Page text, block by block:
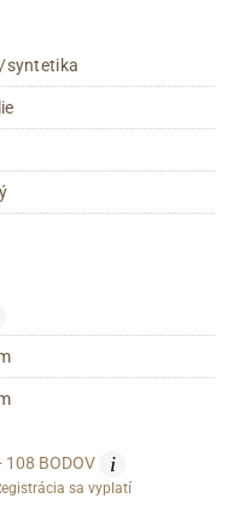
syntetika
108 BODOV i
sa vyplatí